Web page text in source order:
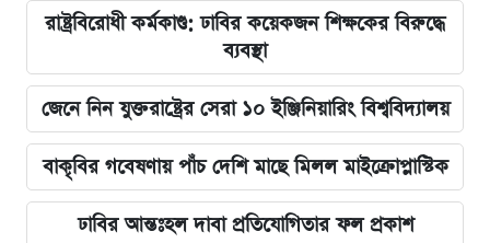
রাষ্ট্রবিরোধী কর্মকাণ্ড: ঢাবির কয়েকজন শিক্ষকের বিরুদ্ধে
ব্যবস্থা
জেনে নিন যুক্তরাষ্ট্রের সেরা ১০ ইঞ্জিনিয়ারিং বিশ্ববিদ্যালয়
বাকৃবির গবেষণায় পাঁচ দেশি মাছে মিলল মাইক্রোপ্লাস্টিক
ঢাবির আন্তঃহল দাবা প্রতিযোগিতার ফল প্রকাশ